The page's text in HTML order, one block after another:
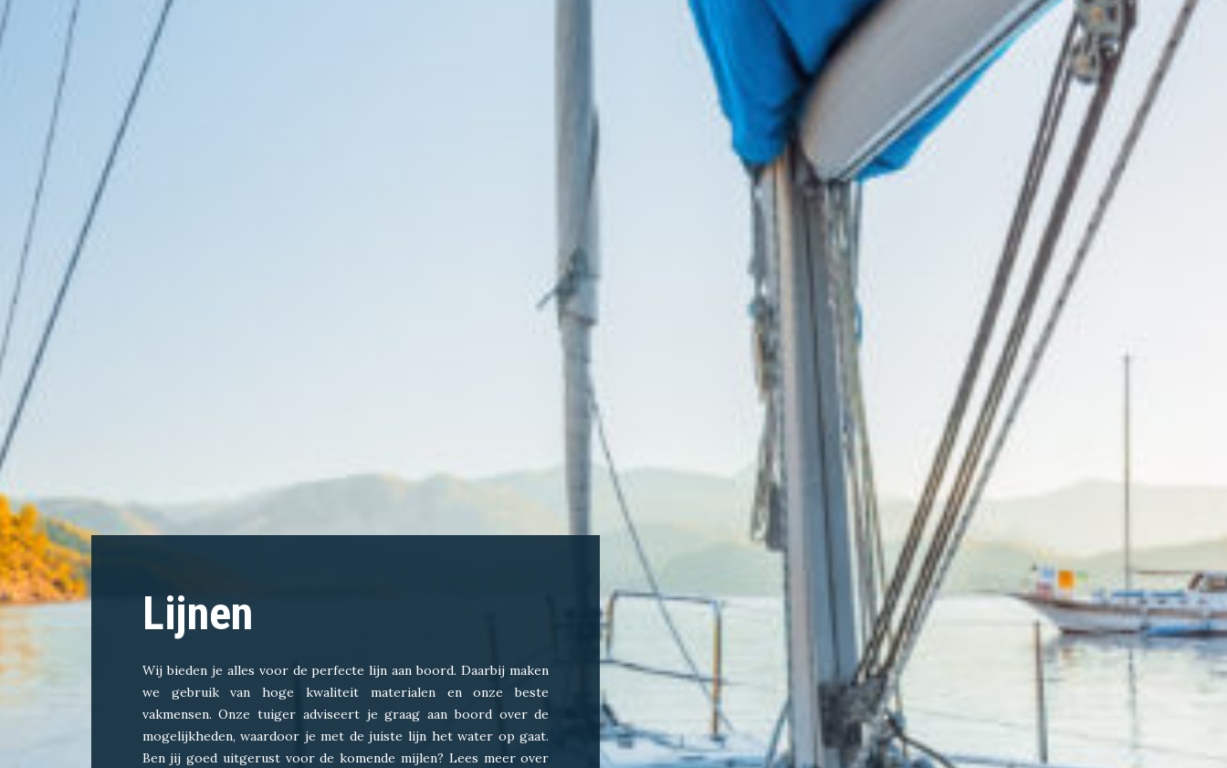
Lijnen
Wij bieden je alles voor de perfecte lijn aan boord. Daarbij maken
we gebruik van hoge kwaliteit materialen en onze beste
vakmensen. Onze tuiger adviseert je graag aan boord over de
mogelijkheden, waardoor je met de juiste lijn het water op gaat.
Ben jij goed uitgerust voor de komende mijlen? Lees meer over